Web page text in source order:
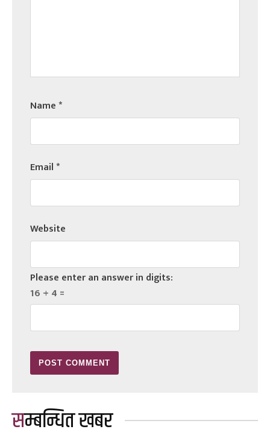
Name*
Email*
Website
Please enter an answer in digits:
16 + 4 =
सम्बन्धित खबर